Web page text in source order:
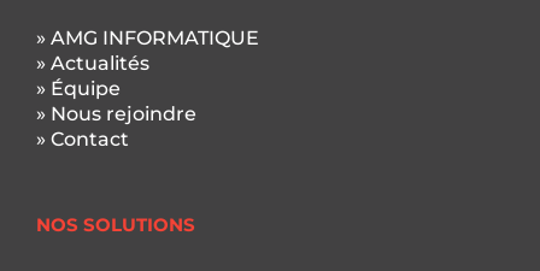
» AMG INFORMATIQUE
» Actualités
» Équipe
» Nous rejoindre
» Contact
NOS SOLUTIONS